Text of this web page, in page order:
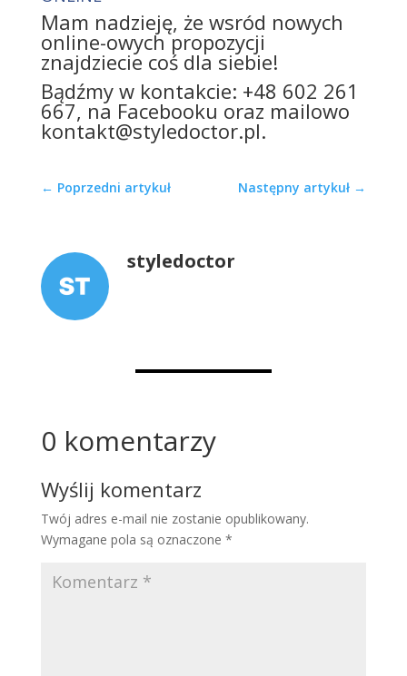
Mam nadzieję, że wsród nowych
online-owych propozycji
znajdziecie coś dla siebie!
Bądźmy w kontakcie: +48 602 261
667, na Facebooku oraz mailowo
kontakt@styledoctor.pl.
← Poprzedni artykuł Następny artykuł →
styledoctor
0 komentarzy
Wyślij komentarz
Twój adres e-mail nie zostanie opublikowany.
Wymagane pola są oznaczone *